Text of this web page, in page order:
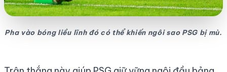
Pha vào bóng liều lĩnh đó có thể khiến ngôi sao PSG bị mù.